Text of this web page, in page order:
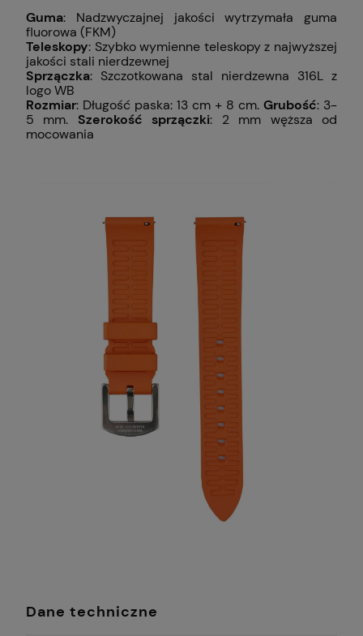
Guma: Nadzwyczajnej jakości wytrzymała guma
fluorowa (FKM)
Teleskopy: Szybko wymienne teleskopy z najwyższej
jakości stali nierdzewnej
Sprzączka: Szczotkowana stal nierdzewna 316L z
logo WB
Rozmiar: Długość paska: 13 cm + 8 cm. Grubość: 3-
5 mm. Szerokość sprzączki: 2 mm węższa od
mocowania
Dane techniczne